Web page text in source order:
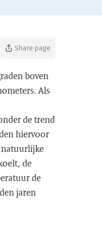
Share page
boven
Als
de trend
hiervoor
natuurlijke
de
de
jaren